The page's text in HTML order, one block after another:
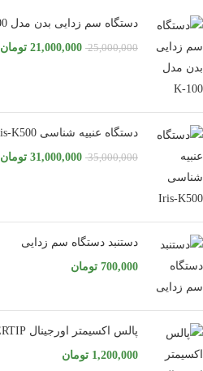
دستگاه سم زدایی بدن مدل K-100
25,000,000
21,000,000 تومان
دستگاه عنبیه شناسی Iris-K500
35,000,000
31,000,000 تومان
دستنبد دستگاه سم زدایی
700,000 تومان
پالس اکسیمتر اورجینال FINGERTIP
1,200,000 تومان